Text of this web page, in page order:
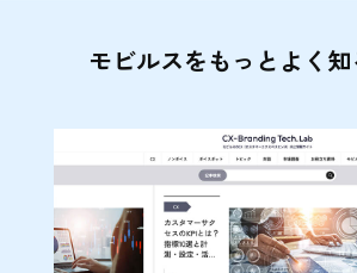
モビルスをもっとよく